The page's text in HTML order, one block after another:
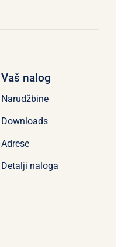
Vaš nalog
Narudžbine
Downloads
Adrese
Detalji naloga